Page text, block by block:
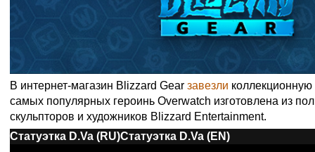
В интернет-магазин Blizzard Gear завезли коллекционную
самых популярных героинь Overwatch изготовлена из
скульпторов и художников Blizzard Entertainment.
Статуэтка D.Va (RU)Статуэтка D.Va (EN)